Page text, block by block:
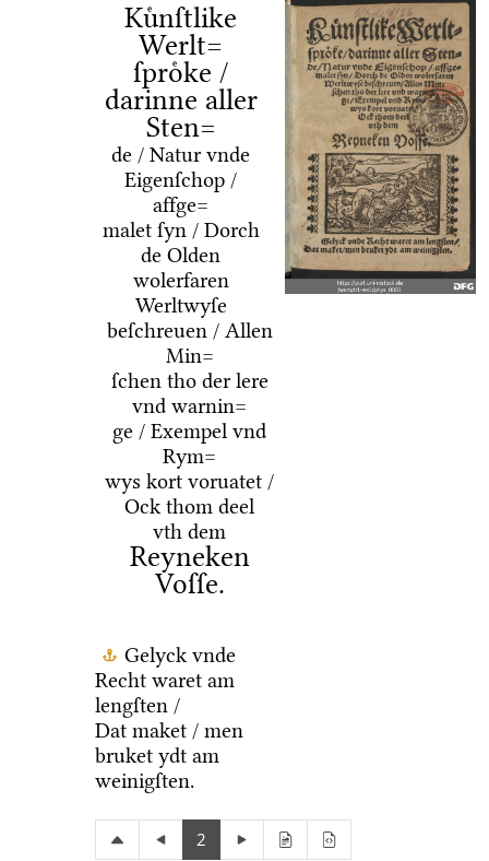
Kuͤnſtlike
Werlt=
ſproͤke /
darinne aller
Sten=
de / Natur vnde
Eigenſchop /
affge=
malet ſyn / Dorch
de Olden
wolerfaren
Werltwyſe
beſchreuen / Allen
Min=
ſchen tho der lere
vnd warnin=
ge / Exempel vnd
Rym=
wys kort voruatet /
Ock thom deel
vth dem
Reyneken
Voſſe.
Gelyck vnde
Recht waret am
lengſten /
Dat maket / men
bruket ydt am
weinigſten.
2